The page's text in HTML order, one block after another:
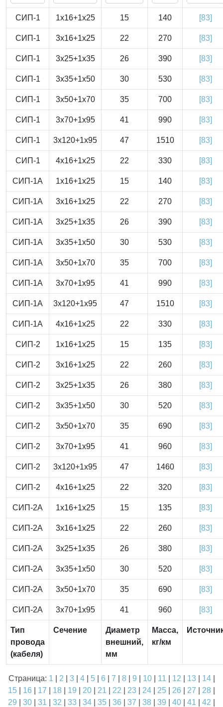
СИП-1 1x16+1x25 15 140 [83]
СИП-1 3x16+1x25 22 270 [83]
СИП-1 3x25+1x35 26 390 [83]
СИП-1 3x35+1x50 30 530 [83]
СИП-1 3x50+1x70 35 700 [83]
СИП-1 3x70+1x95 41 990 [83]
СИП-1 3x120+1x95 47 1510 [83]
СИП-1 4x16+1x25 22 330 [83]
СИП-1А 1x16+1x25 15 140 [83]
СИП-1А 3x16+1x25 22 270 [83]
СИП-1А 3x25+1x35 26 390 [83]
СИП-1А 3x35+1x50 30 530 [83]
СИП-1А 3x50+1x70 35 700 [83]
СИП-1А 3x70+1x95 41 990 [83]
СИП-1А 3x120+1x95 47 1510 [83]
СИП-1А 4x16+1x25 22 330 [83]
СИП-2 1x16+1x25 15 135 [83]
СИП-2 3x16+1x25 22 260 [83]
СИП-2 3x25+1x35 26 380 [83]
СИП-2 3x35+1x50 30 520 [83]
СИП-2 3x50+1x70 35 690 [83]
СИП-2 3x70+1x95 41 960 [83]
СИП-2 3x120+1x95 47 1460 [83]
СИП-2 4x16+1x25 22 320 [83]
СИП-2А 1x16+1x25 15 135 [83]
СИП-2А 3x16+1x25 22 260 [83]
СИП-2А 3x25+1x35 26 380 [83]
СИП-2А 3x35+1x50 30 520 [83]
СИП-2А 3x50+1x70 35 690 [83]
СИП-2А 3x70+1x95 41 960 [83]
Тип
провода
(кабеля)
Сечение
Диаметр
внешний,
мм
Масса,
кг/км
Страница: 1 2 3| 4| 5| 6 7 8| 9 10| 11 12 13| 14|
15
16 17 18 19 20 21 22 23 24 25 26 27 28
29
30 31 32 33 34 35 36 37 38 39 40 41 42